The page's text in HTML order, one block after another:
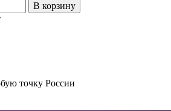
В корзину
точку России